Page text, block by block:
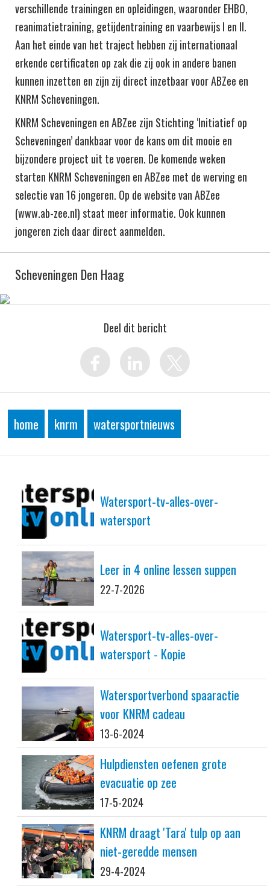
verschillende trainingen en opleidingen, waaronder EHBO,
reanimatietraining, getijdentraining en vaarbewijs I en II.
Aan het einde van het traject hebben zij internationaal
erkende certificaten op zak die zij ook in andere banen
kunnen inzetten en zijn zij direct inzetbaar voor ABZee en
KNRM Scheveningen.
KNRM Scheveningen en ABZee zijn Stichting ‘Initiatief op
Scheveningen’ dankbaar voor de kans om dit mooie en
bijzondere project uit te voeren. De komende weken
starten KNRM Scheveningen en ABZee met de werving en
selectie van 16 jongeren. Op de website van ABZee
(www.ab-zee.nl) staat meer informatie. Ook kunnen
jongeren zich daar direct aanmelden.
Scheveningen Den Haag
Deel dit bericht
home knrm watersportnieuws
Watersport-tv-alles-over-
watersport
Leer in 4 online lessen suppen
22-7-2026
Watersport-tv-alles-over-
watersport - Kopie
Watersportverbond spaaractie
voor KNRM cadeau
13-6-2024
Hulpdiensten oefenen grote
evacuatie op zee
17-5-2024
KNRM draagt 'Tara' tulp op aan
niet-geredde mensen
29-4-2024